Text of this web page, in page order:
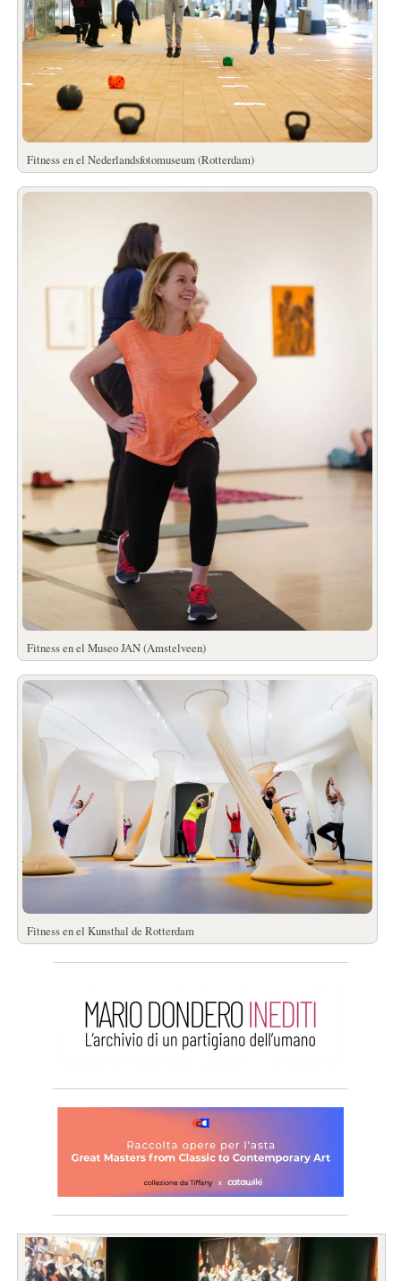
Fitness en el Nederlandsfotomuseum (Rotterdam)
Fitness en el Museo JAN (Amstelveen)
Fitness en el Kunsthal de Rotterdam